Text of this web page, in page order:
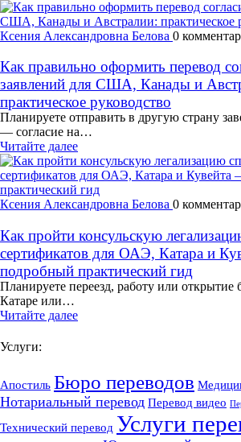
Ксения Александровна Белова 0
Как правильно оформить перевод
заявлений для США, Канады и
практическое руководство
Планируете отправить в другую страну
— согласие на…
Читайте далее
Ксения Александровна Белова 0
Как пройти консульскую
сертификатов для ОАЭ, Катара и
подробный практический гид
Планируете переезд, работу или
Катаре или…
Читайте далее
Услуги:
Апостиль Бюро переводов
Нотариальный перевод Перевод видео
Технический перевод Услуги